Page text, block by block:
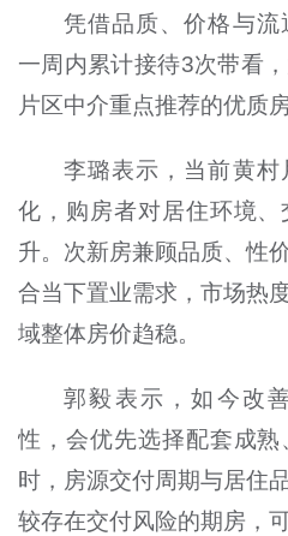
凭借品质、价格与
一周内累计接待3次带看
片区中介重点推荐的优质房
李璐表示，当前黄
化，购房者对居住环境
升。次新房兼顾品质、性
合当下置业需求，市场热
域整体房价趋稳。
郭毅表示，如今改
性，会优先选择配套成
时，房源交付周期与居住
较存在交付风险的期房，